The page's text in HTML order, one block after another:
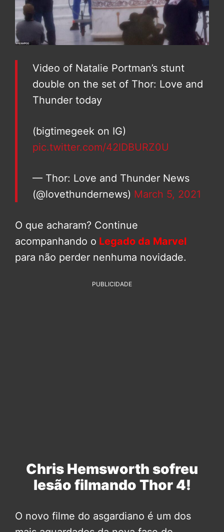
Video of Natalie Portman’s stunt
double on the set of Thor: Love and
Thunder today
(bigtimegeek on IG)
pic.twitter.com/42lDBURZ0U
— Thor: Love and Thunder News
(@lovethundernews) March 5, 2021
O que acharam? Continue
acompanhando o Legado da Marvel
para não perder nenhuma novidade.
PUBLICIDADE
Chris Hemsworth sofreu
lesão filmando Thor 4!
O novo filme do asgardiano é um dos